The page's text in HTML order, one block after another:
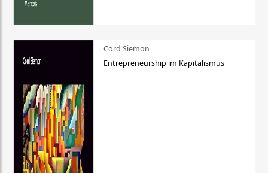
Cord Siemon
Entrepreneurship im Kapitalismus